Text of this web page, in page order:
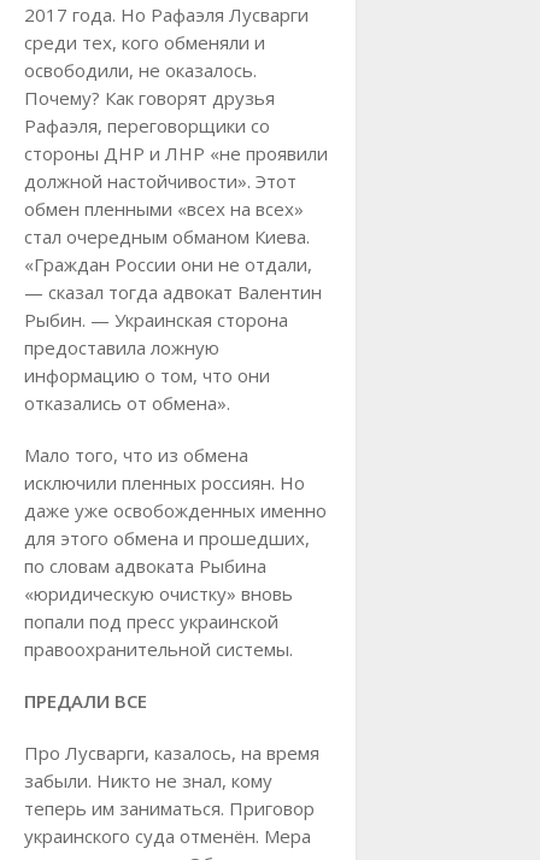
2017 года. Но Рафаэля Лусварги
среди тех, кого обменяли и
освободили, не оказалось.
Почему? Как говорят друзья
Рафаэля, переговорщики со
стороны ДНР и ЛНР «не проявили
должной настойчивости». Этот
обмен пленными «всех на всех»
стал очередным обманом Киева.
«Граждан России они не отдали,
— сказал тогда адвокат Валентин
Рыбин. — Украинская сторона
предоставила ложную
информацию о том, что они
отказались от обмена».
Мало того, что из обмена
исключили пленных россиян. Но
даже уже освобожденных именно
для этого обмена и прошедших,
по словам адвоката Рыбина
«юридическую очистку» вновь
попали под пресс украинской
правоохранительной системы.
ПРЕДАЛИ ВСЕ
Про Лусварги, казалось, на время
забыли. Никто не знал, кому
теперь им заниматься. Приговор
украинского суда отменён. Мера